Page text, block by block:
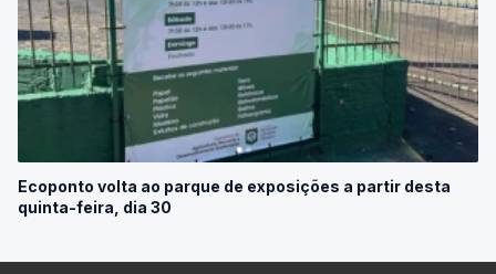
Ecoponto volta ao parque de exposições a partir desta
quinta-feira, dia 30